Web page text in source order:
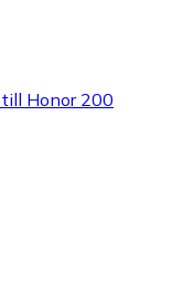
Honor 200